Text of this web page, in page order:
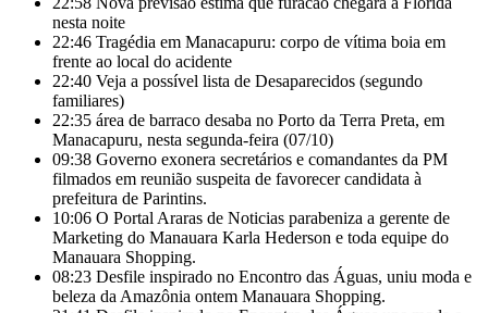
nesta noite
22:46 Tragédia em Manacapuru: corpo de vítima boia em
frente ao local do acidente
22:40 Veja a possível lista de Desaparecidos (segundo
familiares)
22:35 área de barraco desaba no Porto da Terra Preta, em
Manacapuru, nesta segunda-feira (07/10)
09:38 Governo exonera secretários e comandantes da PM
filmados em reunião suspeita de favorecer candidata à
prefeitura de Parintins.
10:06 O Portal Araras de Noticias parabeniza a gerente de
Marketing do Manauara Karla Hederson e toda equipe do
Manauara Shopping.
08:23 Desfile inspirado no Encontro das Águas, uniu moda e
beleza da Amazônia ontem Manauara Shopping.